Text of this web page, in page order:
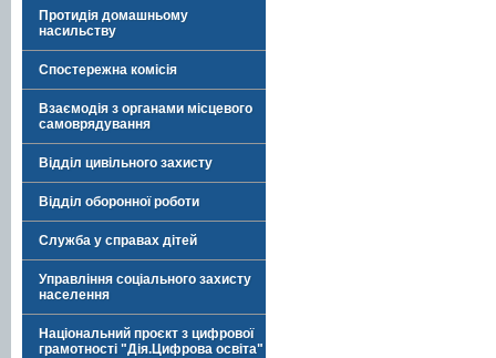
Протидія домашньому
насильству
Спостережна комісія
Взаємодія з органами місцевого
самоврядування
Відділ цивільного захисту
Відділ оборонної роботи
Служба у справах дітей
Управління соціального захисту
населення
Національний проєкт з цифрової
грамотності "Дія.Цифрова освіта"